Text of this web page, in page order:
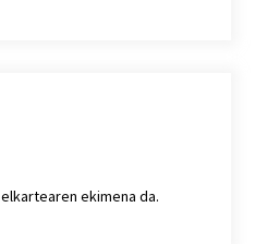
elkartearen ekimena da.